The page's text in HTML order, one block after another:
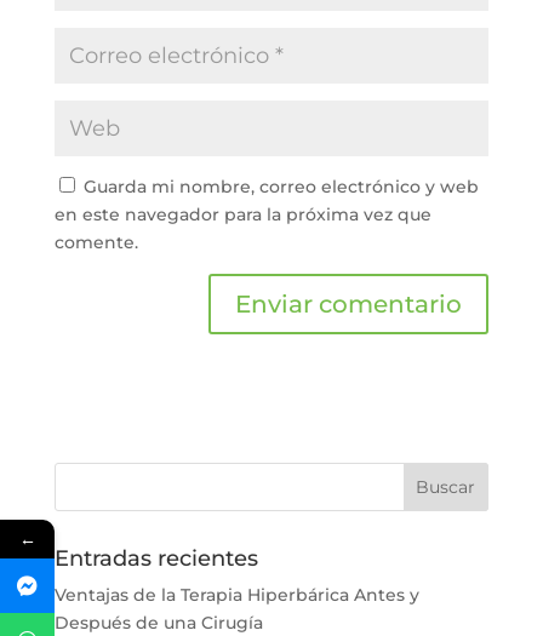
Guarda mi nombre, correo electrónico y web
en este navegador para la próxima vez que
comente.
Entradas recientes
Ventajas de la Terapia Hiperbárica Antes y
Después de una Cirugía
←